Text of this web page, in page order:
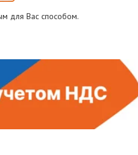
для Вас способом.